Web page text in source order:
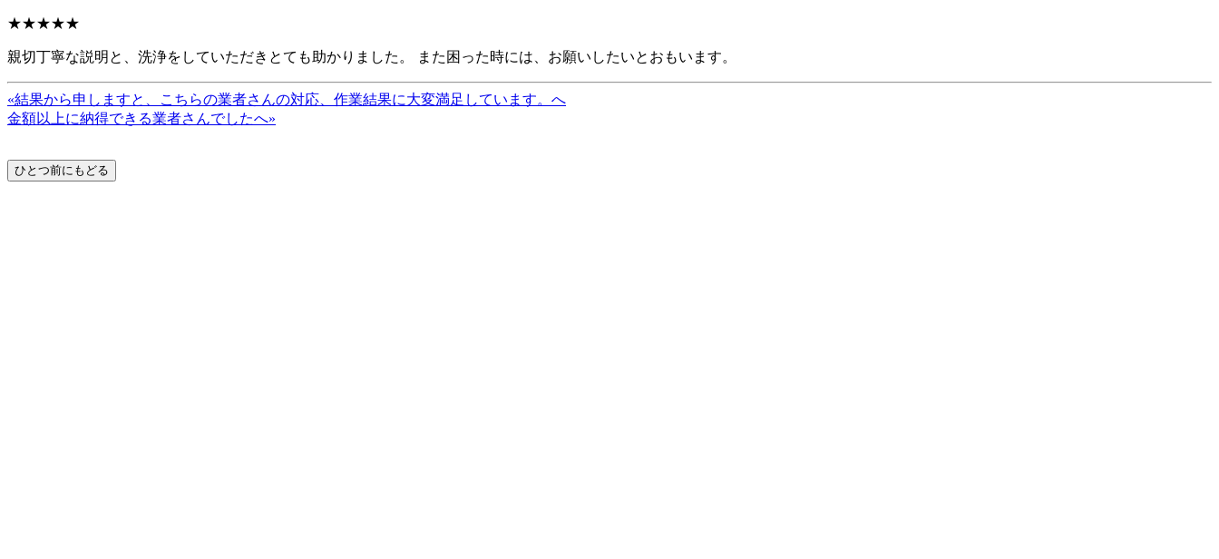
★★★★★
親切丁寧な説明と、洗浄をしていただきとても助かりました。 また困った時には、お願いしたいとおもいます。
«結果から申しますと、こちらの業者さんの対応、作業結果に大変満足しています。へ
金額以上に納得できる業者さんでしたへ»